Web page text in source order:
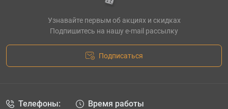
Узнавайте первым об акциях и скидках
Подпишитесь на нашу e-mail рассылку
Подписаться
Телефоны: Время работы